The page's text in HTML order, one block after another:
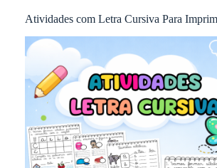
Atividades com Letra Cursiva Para